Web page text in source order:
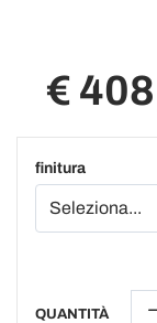
€
finitura
QUANTITÀ